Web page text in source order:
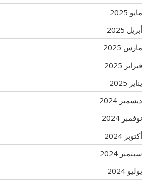
مايو 2025
أبريل 2025
مارس 2025
فبراير 2025
يناير 2025
ديسمبر 2024
نوفمبر 2024
أكتوبر 2024
سبتمبر 2024
يوليو 2024